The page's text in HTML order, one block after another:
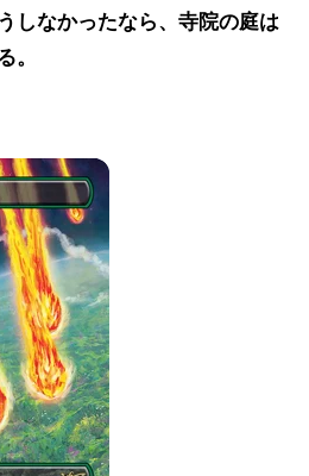
しなかったなら、寺院の庭は
。